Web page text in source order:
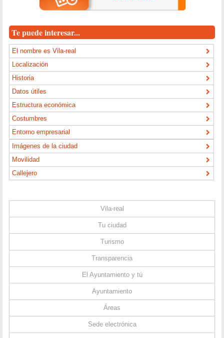
Te puede interesar...
El nombre es Vila-real
Localización
Historia
Datos útiles
Estructura económica
Costumbres
Entorno empresarial
Imágenes de la ciudad
Movilidad
Callejero
Vila-real
Tu ciudad
Turismo
Transparencia
El Ayuntamiento y tú
Ayuntamiento
Áreas
Sede electrónica